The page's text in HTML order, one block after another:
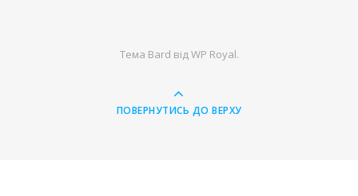
Тема Bard відWP Royal.
ПОВЕРНУТИСЬ ДО ВЕРХУ